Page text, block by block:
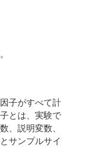
子がすべて計
とは、実験で
、説明変数、
サンプルサイ